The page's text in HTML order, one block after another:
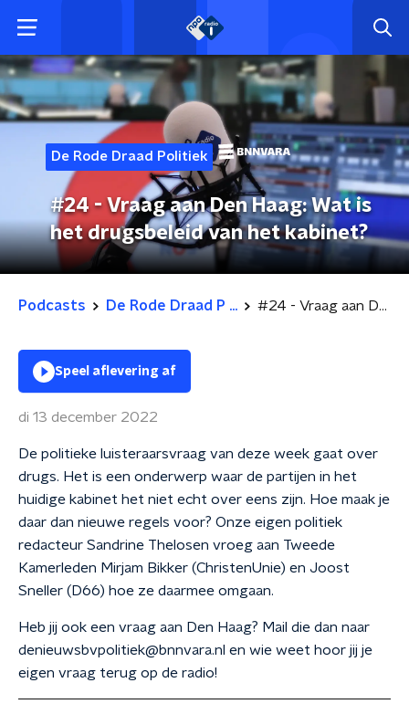
De Rode Draad Politiek
#24 - Vraag aan Den Haag: Wat is
het drugsbeleid van het kabinet?
Podcasts De Rode Draad P ... #24 - Vraag aan Den Haag: Wat is het drugsbeleid van het kabinet?
Speel aflevering af
di 13 december 2022
De politieke luisteraarsvraag van deze week gaat over
drugs. Het is een onderwerp waar de partijen in het
huidige kabinet het niet echt over eens zijn. Hoe maak je
daar dan nieuwe regels voor? Onze eigen politiek
redacteur Sandrine Thelosen vroeg aan Tweede
Kamerleden Mirjam Bikker (ChristenUnie) en Joost
Sneller (D66) hoe ze daarmee omgaan.
Heb jij ook een vraag aan Den Haag? Mail die dan naar
denieuwsbvpolitiek@bnnvara.nl en wie weet hoor jij je
eigen vraag terug op de radio!